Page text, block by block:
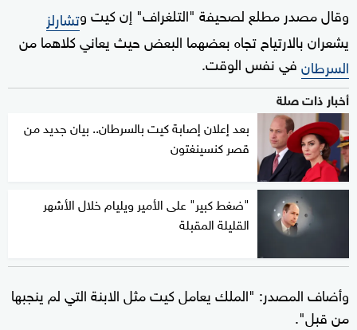
وقال مصدر مطلع لصحيفة "التلغراف" إن كيت وتشارلز
يشعران بالارتياح تجاه بعضهما البعض حيث يعاني كلاهما من
السرطانفي نفس الوقت.
أخبار ذات صلة
بعد إعلان إصابة كيت بالسرطان.. بيان جديد من
قصر كنسينغتون
"ضغط كبير" على الأمير ويليام خلال الأشهر
القليلة المقبلة
وأضاف المصدر: "الملك يعامل كيت مثل الابنة التي لم ينجبها
من قبل".